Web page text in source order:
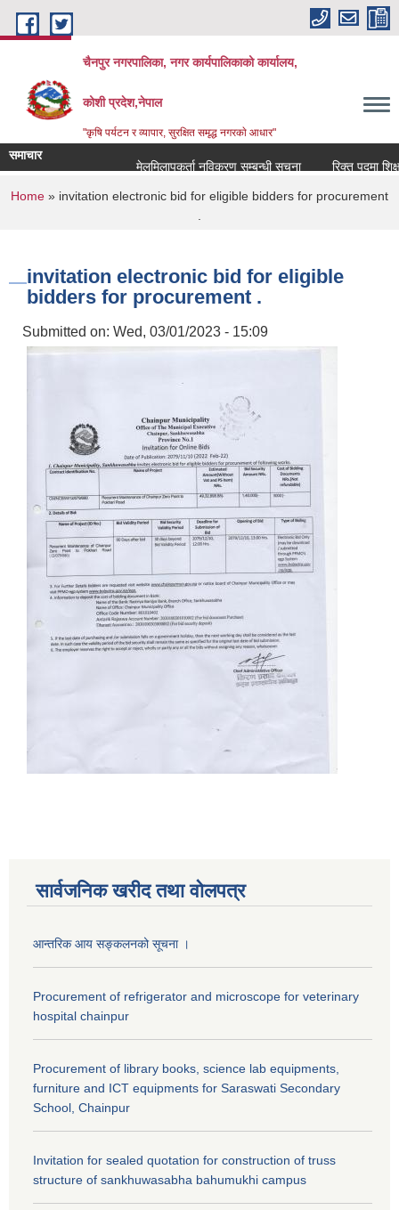
Skip to main content
चैनपुर नगरपालिका, नगर कार्यपालिकाको कार्यालय,
कोशी प्रदेश,नेपाल
"कृषि पर्यटन र व्यापार, सुरक्षित समृद्ध नगरकाे आधार"
समाचार
मेलमिलापकर्ता नविकरण सम्बन्धी सूचना
रिक्त पदमा
You are here
Home » invitation electronic bid for eligible bidders for procurement
.
invitation electronic bid for eligible
bidders for procurement .
Submitted on: Wed, 03/01/2023 - 15:09
सार्वजनिक खरीद तथा वाेलपत्र
आन्तरिक आय सङ्कलनको सूचना ।
Procurement of refrigerator and microscope for veterinary
hospital chainpur
Procurement of library books, science lab equipments,
furniture and ICT equipments for Saraswati Secondary
School, Chainpur
Invitation for sealed quotation for construction of truss
structure of sankhuwasabha bahumukhi campus